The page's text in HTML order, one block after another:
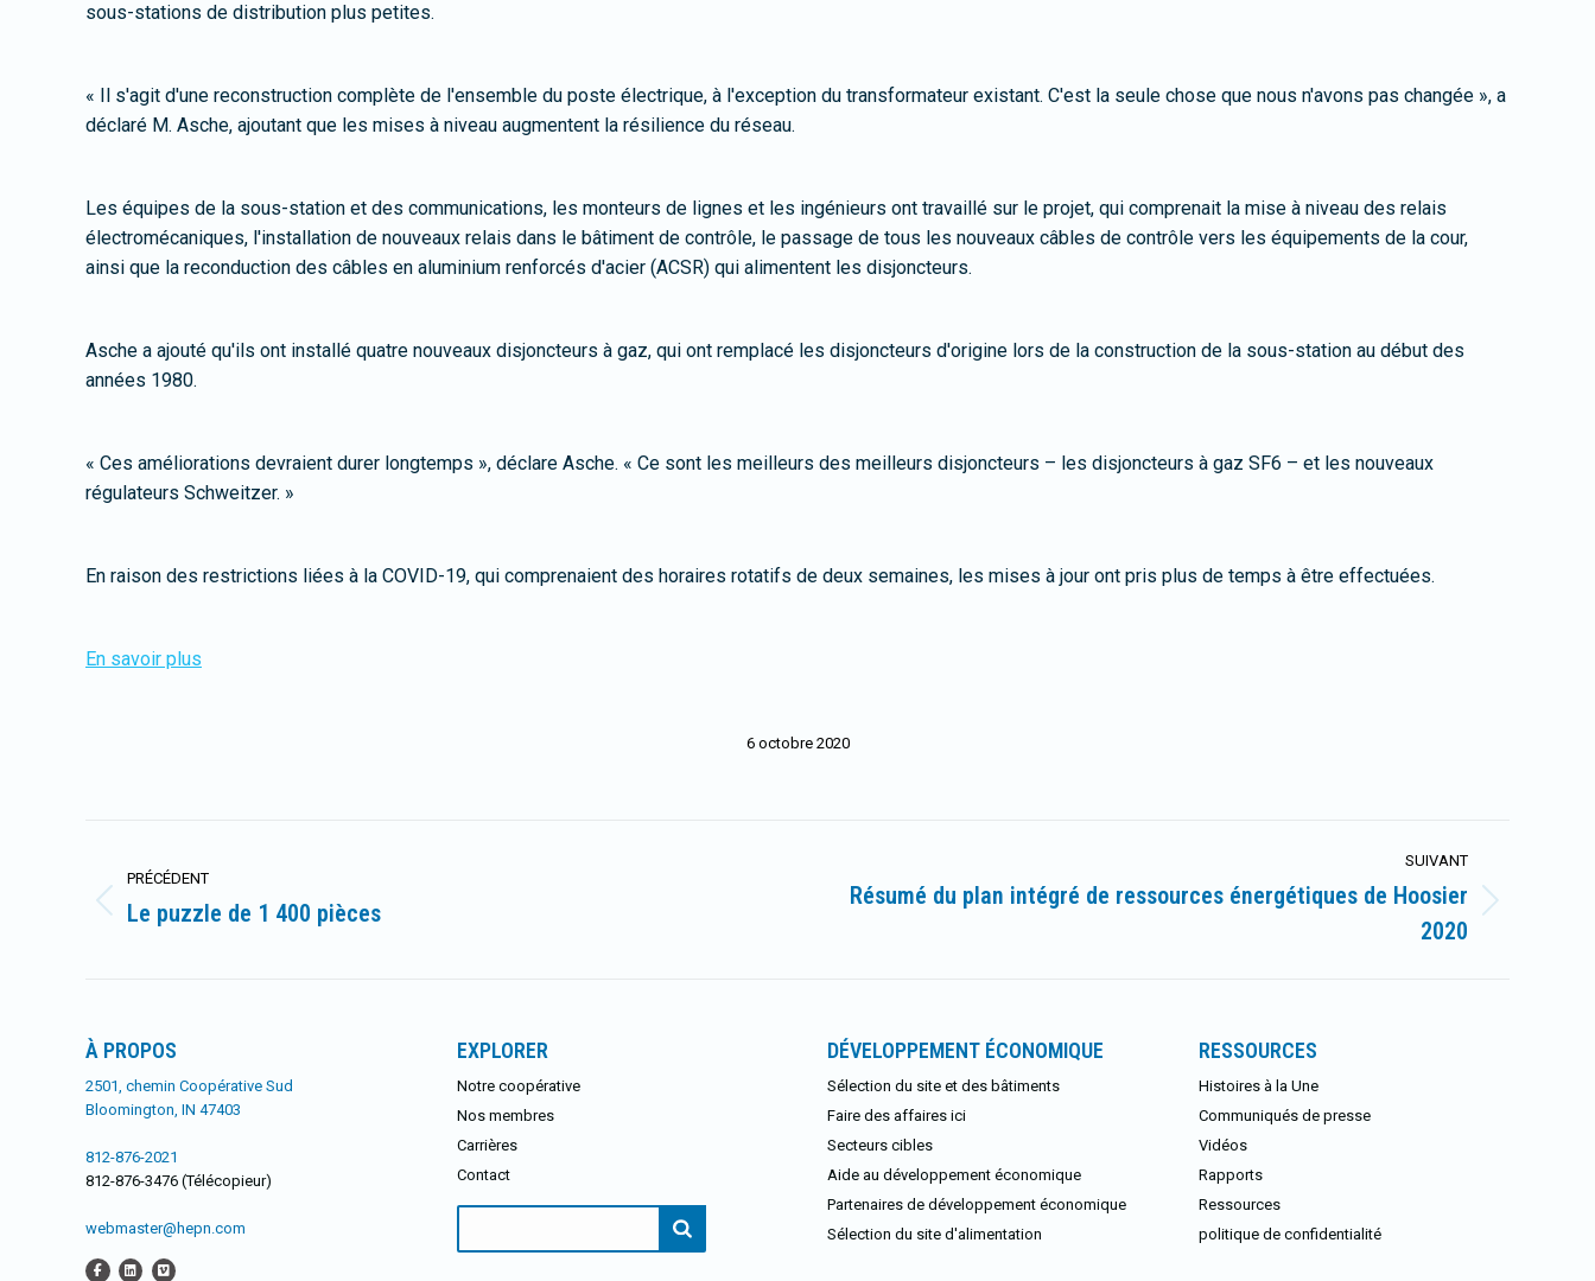
sous-stations de distribution plus petites.
« Il s'agit d'une reconstruction complète de l'ensemble du poste électrique, à l'exception du transformateur existant. C'est la seule chose que nous n'avons pas changée », a
déclaré M. Asche, ajoutant que les mises à niveau augmentent la résilience du réseau.
Les équipes de la sous-station et des communications, les monteurs de lignes et les ingénieurs ont travaillé sur le projet, qui comprenait la mise à niveau des relais
électromécaniques, l'installation de nouveaux relais dans le bâtiment de contrôle, le passage de tous les nouveaux câbles de contrôle vers les équipements de la cour,
ainsi que la reconduction des câbles en aluminium renforcés d'acier (ACSR) qui alimentent les disjoncteurs.
Asche a ajouté qu'ils ont installé quatre nouveaux disjoncteurs à gaz, qui ont remplacé les disjoncteurs d'origine lors de la construction de la sous-station au début des
années 1980.
« Ces améliorations devraient durer longtemps », déclare Asche. « Ce sont les meilleurs des meilleurs disjoncteurs – les disjoncteurs à gaz SF6 – et les nouveaux
régulateurs Schweitzer. »
En raison des restrictions liées à la COVID-19, qui comprenaient des horaires rotatifs de deux semaines, les mises à jour ont pris plus de temps à être effectuées.
En savoir plus
6 octobre 2020
article
PRÉCÉDENT
Article
Le puzzle de 1 400 pièces
SUIVANT
Résumé du plan intégré de ressources énergétiques de Hoosier
2020
À PROPOS
2501, chemin Coopérative Sud
Bloomington, IN 47403
812-876-2021
812-876-3476 (Télécopieur)
webmaster@hepn.com
EXPLORER
Notre coopérative
Nos membres
Carrières
Contact
DÉVELOPPEMENT ÉCONOMIQUE
Sélection du site et des bâtiments
Faire des affaires ici
Secteurs cibles
Aide au développement économique
Partenaires de développement économique
Sélection du site d'alimentation
RESSOURCES
Histoires à la Une
Communiqués de presse
Vidéos
Rapports
Ressources
politique de confidentialité